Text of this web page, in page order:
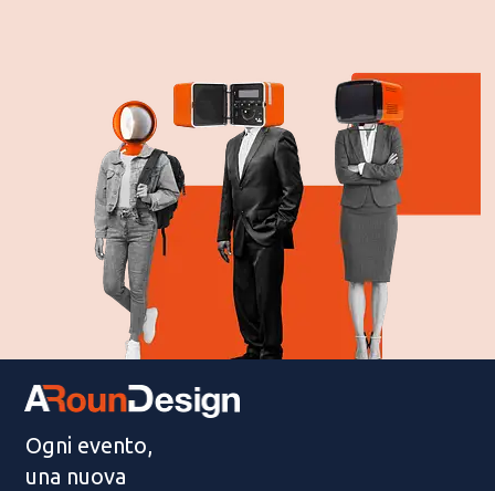
Ogni evento,
una nuova